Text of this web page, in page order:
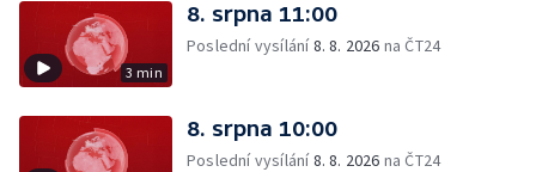
3 min
8. srpna 11:00
Poslední vysílání8. 8. 2026 na ČT24
8. srpna 10:00
Poslední vysílání8. 8. 2026 na ČT24